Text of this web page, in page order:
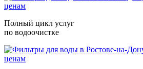
Полный цикл услуг
по водоочистке